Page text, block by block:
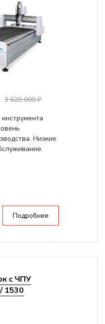
3 620 000 ₽
Низкие
Подробнее
с ЧПУ
1530